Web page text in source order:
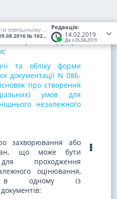
Редакція:
14.02.2019
Діє з 05.04.2019
Деякі питання участі в зовнішньому незалежному оцінюванні та вступних іспитах осіб, які мають певні захворювання та/або патологічні стани, інвалідність
№ 1027/900 (Статус:Чинний)
для проходження
оцінювання"
3/о) та
інструкцію
;
та обліку форми
документації N 086-
про створення
умов для
незалежного
захворювання або
що може бути
проходження
оцінювання,
в одному із